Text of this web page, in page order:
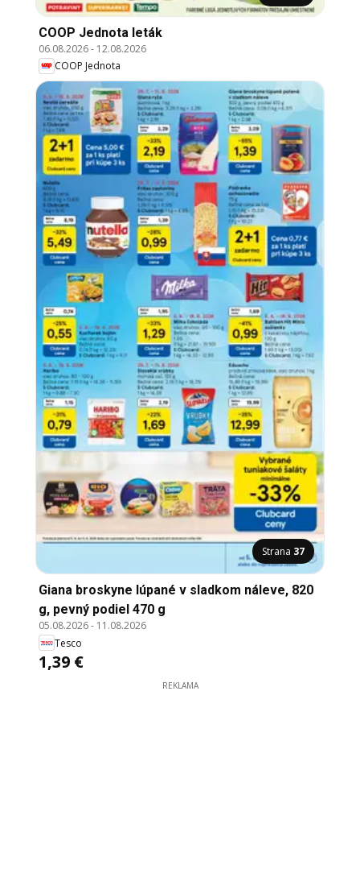
COOP Jednota leták
06.08.2026- 12.08.2026
COOP Jednota
Strana 37
Giana broskyne lúpané v sladkom náleve, 820
g, pevný podiel 470 g
05.08.2026- 11.08.2026
Tesco
1,39 €
REKLAMA